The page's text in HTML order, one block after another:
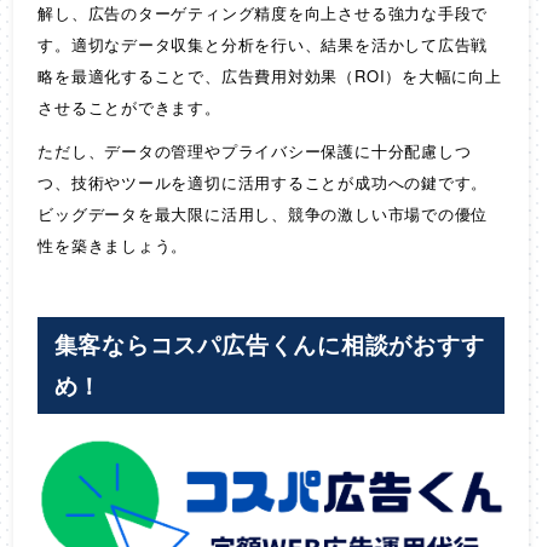
解し、広告のターゲティング精度を向上させる強力な手段で
す。適切なデータ収集と分析を行い、結果を活かして広告戦
略を最適化することで、広告費用対効果（ROI）を大幅に向上
させることができます。
ただし、データの管理やプライバシー保護に十分配慮しつ
つ、技術やツールを適切に活用することが成功への鍵です。
ビッグデータを最大限に活用し、競争の激しい市場での優位
性を築きましょう。
集客ならコスパ広告くんに相談がおすす
め！